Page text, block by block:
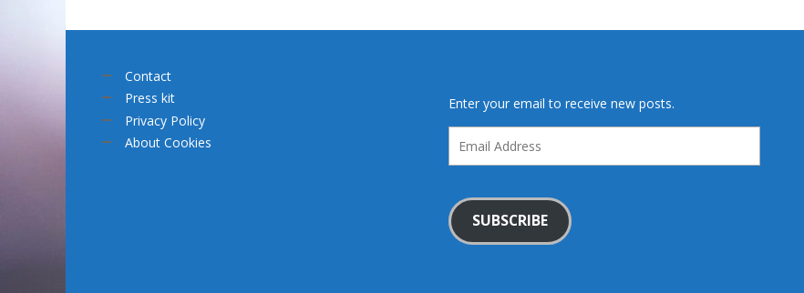
Contact
Press kit
Privacy Policy
About Cookies
Enter your email to receive new posts.
Address
SUBSCRIBE